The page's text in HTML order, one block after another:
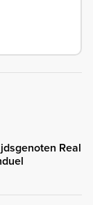
Real